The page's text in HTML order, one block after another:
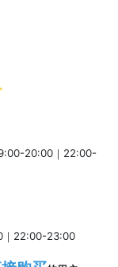
20:00｜22:00-
｜22:00-23:00